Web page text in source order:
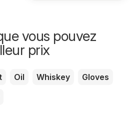
vous pouvez
prix
Oil Whiskey
Gloves